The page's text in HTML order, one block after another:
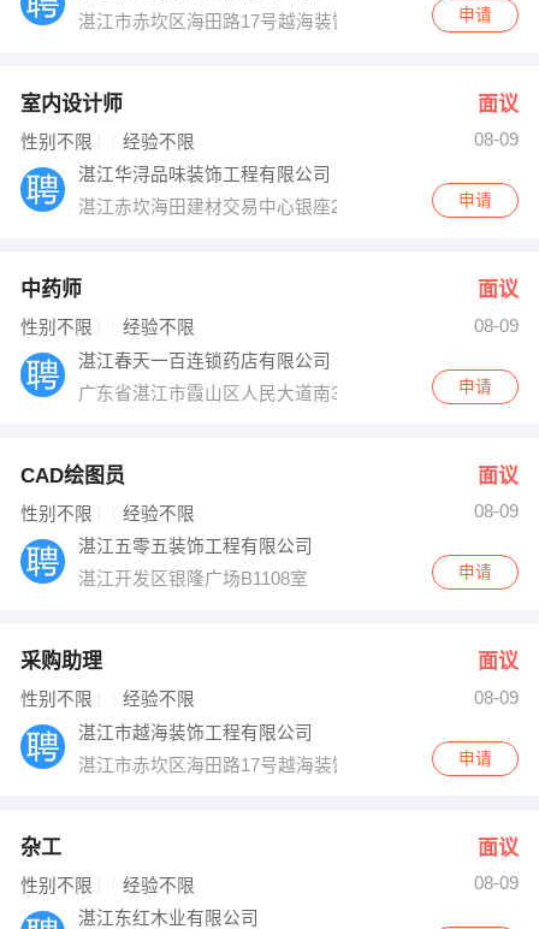
湛江市赤坎区海田路17号越海装饰个
申请
室内设计师 面议
性别不限 经验不限
08-09
湛江华浔品味装饰工程有限公司
湛江赤坎海田建材交易中心银座2楼
申请
中药师 面议
性别不限 经验不限
08-09
湛江春天一百连锁药店有限公司
广东省湛江市霞山区人民大道南31号
申请
CAD绘图员 面议
性别不限 经验不限
08-09
湛江五零五装饰工程有限公司
湛江开发区银隆广场B1108室
申请
采购助理 面议
性别不限 经验不限
08-09
湛江市越海装饰工程有限公司
湛江市赤坎区海田路17号越海装饰个
申请
杂工 面议
性别不限 经验不限
08-09
湛江东红木业有限公司